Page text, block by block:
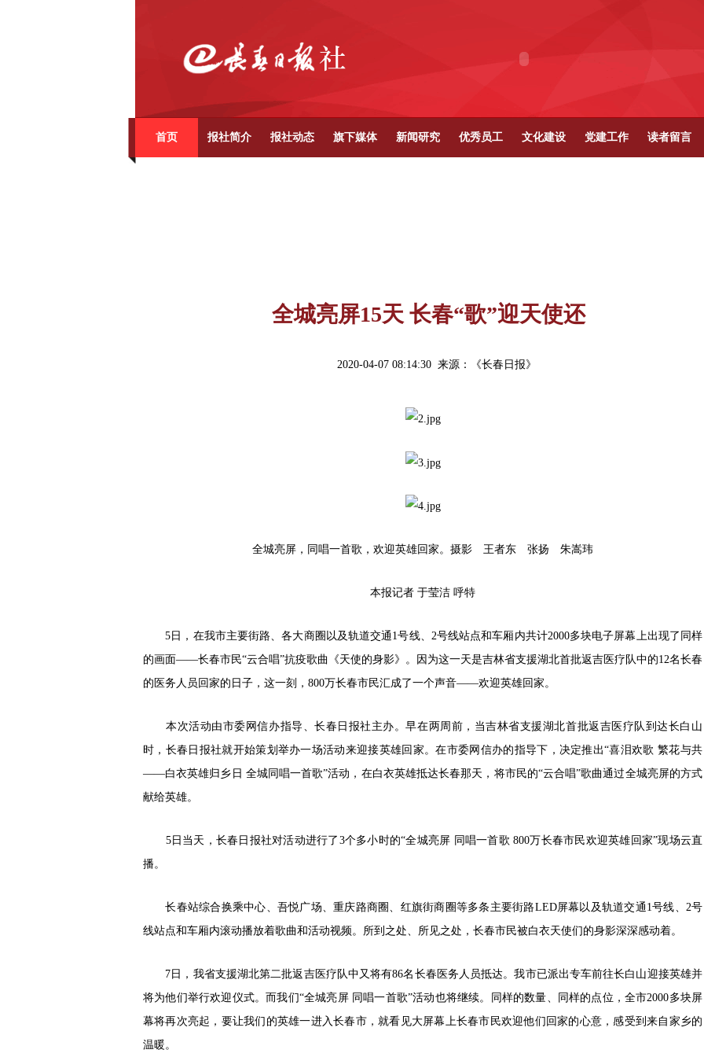
首页 报社简介 报社动态 旗下媒体 新闻研究 优秀员工 文化建设 党建工作 读者留言
全城亮屏15天 长春“歌”迎天使还
2020-04-07 08:14:30 来源： 《长春日报》
全城亮屏，同唱一首歌，欢迎英雄回家。摄影 王者东 张扬 朱嵩玮
本报记者 于莹洁 呼特
5日，在我市主要街路、各大商圈以及轨道交通1号线、2号线站点和车厢内共计2000多块电子屏幕上出现了同样
的画面——长春市民“云合唱”抗疫歌曲《天使的身影》。因为这一天是吉林省支援湖北首批返吉医疗队中的12名长春
的医务人员回家的日子，这一刻，800万长春市民汇成了一个声音——欢迎英雄回家。
本次活动由市委网信办指导、长春日报社主办。早在两周前，当吉林省支援湖北首批返吉医疗队到达长白山
时，长春日报社就开始策划举办一场活动来迎接英雄回家。在市委网信办的指导下，决定推出“喜泪欢歌 繁花与共
——白衣英雄归乡日 全城同唱一首歌”活动，在白衣英雄抵达长春那天，将市民的“云合唱”歌曲通过全城亮屏的方式
献给英雄。
5日当天，长春日报社对活动进行了3个多小时的“全城亮屏 同唱一首歌 800万长春市民欢迎英雄回家”现场云直
播。
长春站综合换乘中心、吾悦广场、重庆路商圈、红旗街商圈等多条主要街路LED屏幕以及轨道交通1号线、2号
线站点和车厢内滚动播放着歌曲和活动视频。所到之处、所见之处，长春市民被白衣天使们的身影深深感动着。
7日，我省支援湖北第二批返吉医疗队中又将有86名长春医务人员抵达。我市已派出专车前往长白山迎接英雄并
将为他们举行欢迎仪式。而我们“全城亮屏 同唱一首歌”活动也将继续。同样的数量、同样的点位，全市2000多块屏
幕将再次亮起，要让我们的英雄一进入长春市，就看见大屏幕上长春市民欢迎他们回家的心意，感受到来自家乡的
温暖。